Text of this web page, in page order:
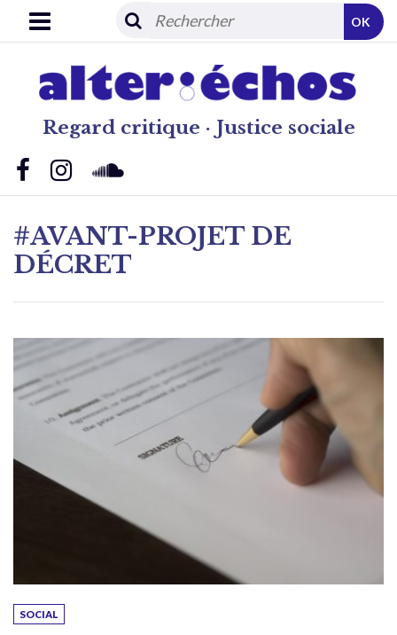
Regard critique · Justice sociale
OK
#AVANT-PROJET DE
DÉCRET
SOCIAL